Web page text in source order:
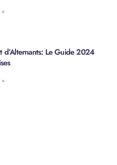
d’Alternants: Le Guide 2024